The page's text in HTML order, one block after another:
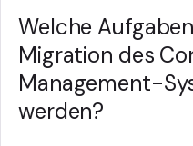
Welche
Migration des
Management-
werden?